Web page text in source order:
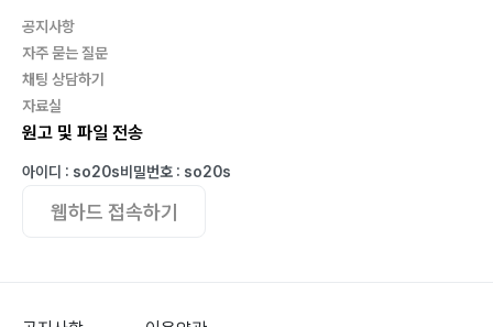
공지사항
자주 묻는 질문
채팅 상담하기
자료실
원고 및 파일 전송
아이디 : so20s비밀번호 : so20s
웹하드 접속하기